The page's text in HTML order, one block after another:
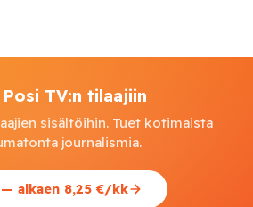
TV:n tilaajiin
sisältöihin. Tuet kotimaista
journalismia.
alkaen 8,25 €/kk